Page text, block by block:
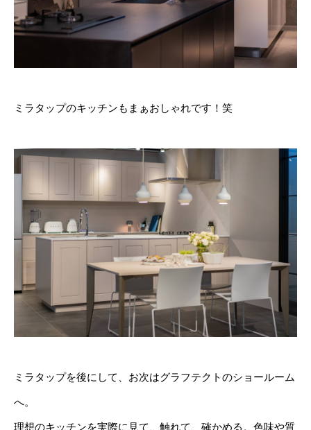
ミラタップのキッチンもまぁおしゃれです！笑
ミラタップを後にして、お次はグラフテクトのショールーム
へ。
理想のキッチンを実際に見て、触れて、確かめる。色味や質